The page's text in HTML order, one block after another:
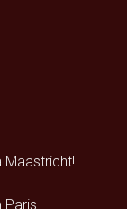
Maastricht!
Paris